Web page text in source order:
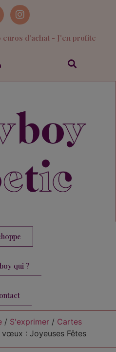
d'achat - J'en profite
qui ?
/ S'exprimer/ Cartes
: Joyeuses Fêtes